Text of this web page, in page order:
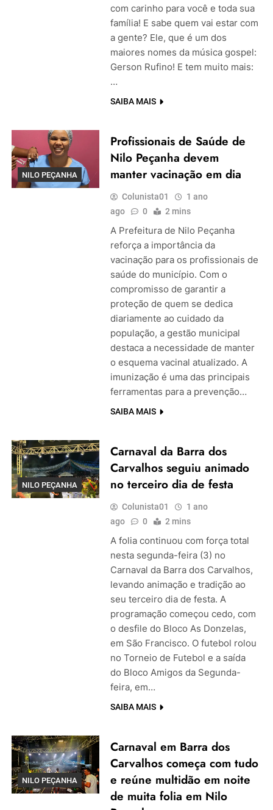
com carinho para você e toda sua
família! E sabe quem vai estar com
a gente? Ele, que é um dos
maiores nomes da música gospel:
Gerson Rufino! E tem muito mais:
…
SAIBA MAIS
NILO PEÇANHA
Profissionais de Saúde de
Nilo Peçanha devem
manter vacinação em dia
Colunista01
1 ano
ago
0 2 mins
A Prefeitura de Nilo Peçanha
reforça a importância da
vacinação para os profissionais de
saúde do município. Com o
compromisso de garantir a
proteção de quem se dedica
diariamente ao cuidado da
população, a gestão municipal
destaca a necessidade de manter
o esquema vacinal atualizado. A
imunização é uma das principais
ferramentas para a prevenção…
SAIBA MAIS
NILO PEÇANHA
Carnaval da Barra dos
Carvalhos seguiu animado
no terceiro dia de festa
Colunista01
1 ano
ago
0 2 mins
A folia continuou com força total
nesta segunda-feira (3) no
Carnaval da Barra dos Carvalhos,
levando animação e tradição ao
seu terceiro dia de festa. A
programação começou cedo, com
o desfile do Bloco As Donzelas,
em São Francisco. O futebol rolou
no Torneio de Futebol e a saída
do Bloco Amigos da Segunda-
feira, em…
SAIBA MAIS
NILO PEÇANHA
Carnaval em Barra dos
Carvalhos começa com tudo
e reúne multidão em noite
de muita folia em Nilo